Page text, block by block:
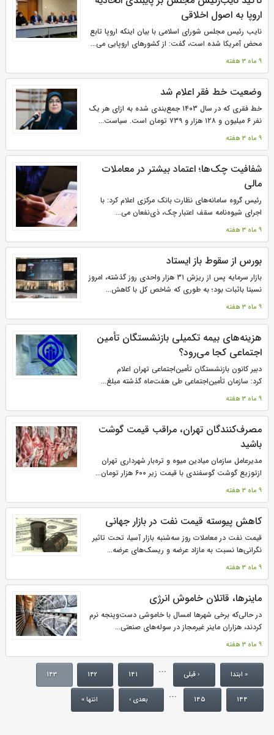
اروپا به اصول اخلاقی
نایب رئیس مجلس شورای اسلامی با بیان اینکه اروپا تابع
محض آمریکا شده است، گفت: از کشورهای اروپایی می...
9 ماه 3 هفته
وضعیت خط فقر اعلام شد
خط فقری که در سال ۱۴۰۳ جمع‌بندی شده به ازای هر یک
نفر ۶ میلیون و ۱۲۸ هزار و ۷۳۹ تومان است. سیاست‌...
9 ماه 3 هفته
شفافیت چک‌ها؛ اعتماد بیشتر در معاملات
مالی
رئیس گروه سامانه‌های نظارت بانک مرکزی اعلام کرد: با
اجرای شیوه‌نامه سقف اعتبار چک، ذی‌نفعان می‌...
9 ماه 3 هفته
بورس از سقوط باز ایستاد
بازار سرمایه پس از ریزش ۳۱ هزار واحدی روز گذشته، امروز
نسبتا باثبات بود؛ به طوری که شاخص کل با کاهش...
9 ماه 3 هفته
هزینه‌های بیمه تکمیلی بازنشستگان تأمین
اجتماعی کجا می‌رود؟
دبیر کانون بازنشستگان تأمین‌اجتماعی تهران اعلام
کرد: سازمان تأمین‌اجتماعی طی هفت‌ماه گذشته مبلغ...
9 ماه 3 هفته
مصرف‌کنندگان تهران، مراقب قیمت گوشت
باشید
مدیرعامل سازمان میادین میوه و تره‌بار شهرداری تهران
ازتوزیع گوشت گوسفندی با قیمت زیر ۶۰۰ هزار تومان...
9 ماه 3 هفته
کاهش پیوسته قیمت نفت در بازار جهانی
قیمت نفت در معاملات روز سه‌شنبه بازار آسیا، تحت تاثیر
نگرانی‌ها نسبت به مازاد عرضه و ریسک‌های عرضه...
9 ماه 3 هفته
ماینرها، قاتلان خاموش انرژی
در حالی‌که برخی شهرها امسال با خاموشی دست‌وپنجه نرم
کردند، هزاران ماینر غیرمجاز در سوله‌های صنعتی...
9 ماه 3 هفته
« ابتدا ‹ قبلی
…
141
142
143
144
145
…
بعدی › انتها »